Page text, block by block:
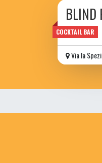
COCKTAIL BAR
BLIND
Via la